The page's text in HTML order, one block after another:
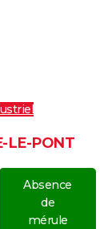
LE-PONT
Absence
de
mérule